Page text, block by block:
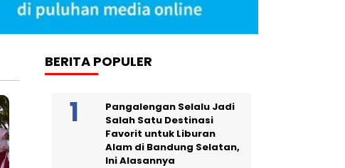
BERITA POPULER
Pangalengan Selalu Jadi
Salah Satu Destinasi
Favorit untuk Liburan
Alam di Bandung Selatan,
Ini Alasannya